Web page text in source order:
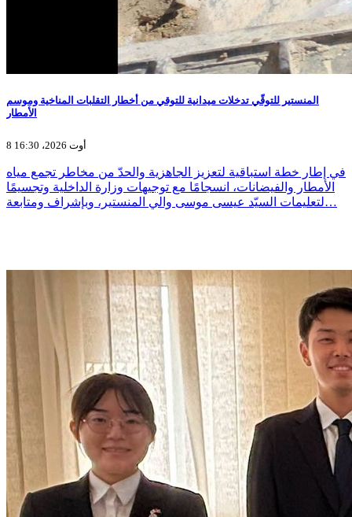
المنستير للتوقّي تدخلات ميدانية للتوقي من أخطار التقلبات المناخية وموسم
الأمطار
8 أوت 2026، 16:30
في إطار خطة استباقية لتعزيز الجاهزية والحدّ من مخاطر تجمع مياه
الأمطار والفيضانات، انسجامًا مع توجيهات وزارة الداخلية وتجسيمًا
لتعليمات السيّد عيسى موسى والي المنستير، وبإشراف ومتابعة…